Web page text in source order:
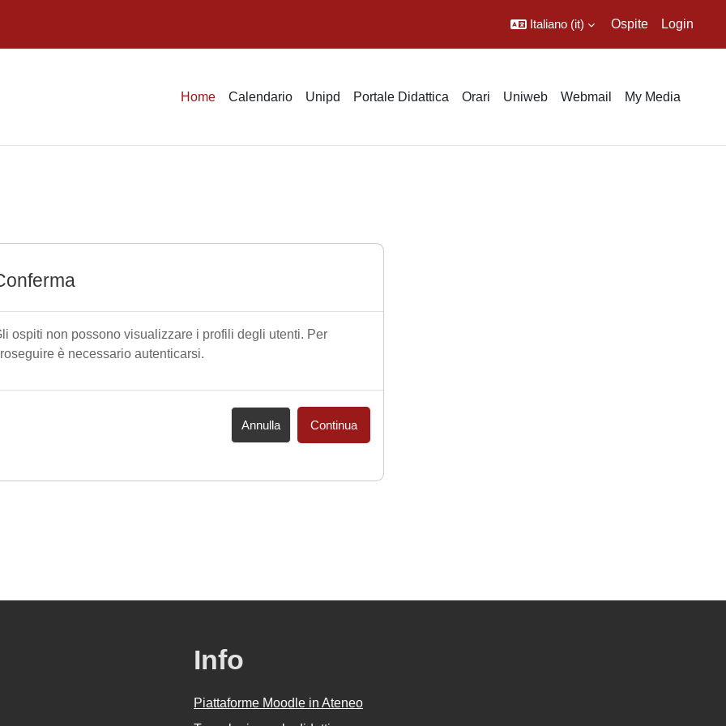
Italiano ‎(it)‎ Ospite Login
Home Calendario Unipd Portale Didattica Orari Uniweb Webmail My Media
ospiti non possono visualizzare i profili degli utenti. Per
è necessario autenticarsi.
Annulla Continua
Info
Piattaforme Moodle in Ateneo